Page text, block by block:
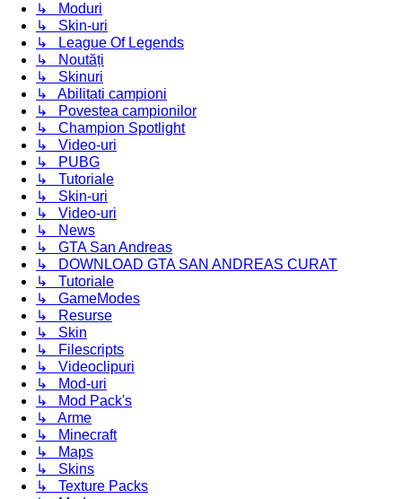
↳ Moduri
↳ Skin-uri
↳ League Of Legends
↳ Noutăți
↳ Skinuri
↳ Abilitati campioni
↳ Povestea campionilor
↳ Champion Spotlight
↳ Video-uri
↳ PUBG
↳ Tutoriale
↳ Skin-uri
↳ Video-uri
↳ News
↳ GTA San Andreas
↳ DOWNLOAD GTA SAN ANDREAS CURAT
↳ Tutoriale
↳ GameModes
↳ Resurse
↳ Skin
↳ Filescripts
↳ Videoclipuri
↳ Mod-uri
↳ Mod Pack's
↳ Arme
↳ Minecraft
↳ Maps
↳ Skins
↳ Texture Packs